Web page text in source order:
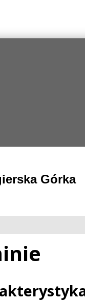
Górka